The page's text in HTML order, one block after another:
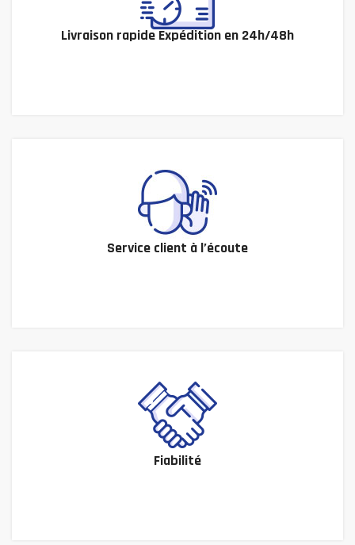
Livraison rapide Expédition en 24h/48h
Service client à l’écoute
Fiabilité